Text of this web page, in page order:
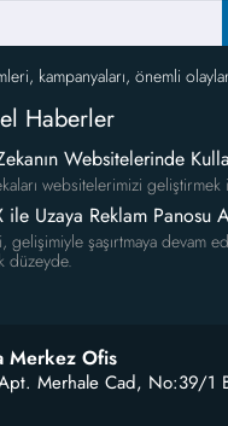
kampanyaları, önemli
Haberler
Websitelerinde
websitelerimizi
ile Uzaya Reklam Panosu
gelişimiyle şaşırtmaya devam
düzeyde.
Merkez Ofis
Merhale Cad, No:39/1